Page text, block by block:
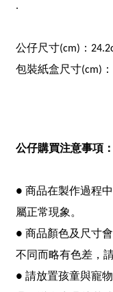
.
公仔尺寸(cm)：
包裝紙盒尺寸(cm)
公仔購買注意事項：
● 商品在製作過程
屬正常現象。
● 商品顏色及尺寸
不同而略有色差，
● 請放置孩童與寵